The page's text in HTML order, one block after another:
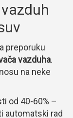
preporuku
vazduha.
na neke
od 40-60% –
automatski rad